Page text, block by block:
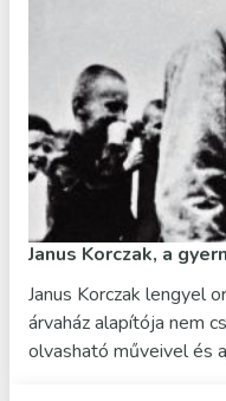
Janus Korczak, a
Janus Korczak lengyel
árvaház alapítója nem
olvasható műveivel és